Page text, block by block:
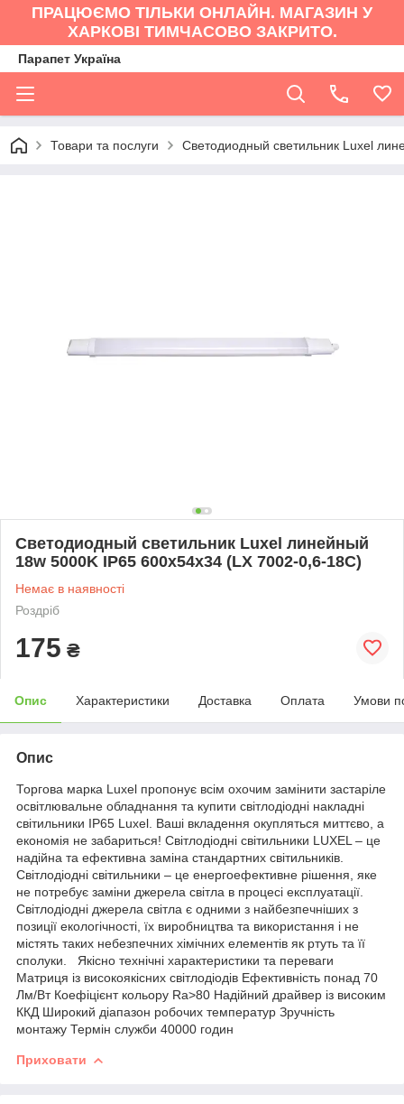
ПРАЦЮЄМО ТІЛЬКИ ОНЛАЙН. МАГАЗИН У
ХАРКОВІ ТИМЧАСОВО ЗАКРИТО.
Парапет Україна
Товари та послуги Светодиодный светильник Luxel
Светодиодный светильник Luxel линейный
18w 5000K IP65 600х54х34 (LX 7002-0,6-18C)
Немає в наявності
Роздріб
175 ₴
Опис Характеристики Доставка Оплата Умови
Опис
Торгова марка Luxel пропонує всім охочим замінити застаріле
освітлювальне обладнання та купити світлодіодні накладні
світильники IP65 Luxel. Ваші вкладення окупляться миттєво, а
економія не забариться! Світлодіодні світильники LUXEL – це
надійна та ефективна заміна стандартних світильників.
Світлодіодні світильники – це енергоефективне рішення, яке
не потребує заміни джерела світла в процесі експлуатації.
Світлодіодні джерела світла є одними з найбезпечніших з
позиції екологічності, їх виробництва та використання і не
містять таких небезпечних хімічних елементів як ртуть та її
сполуки. Якісно технічні характеристики та переваги
Матриця із високоякісних світлодіодів Ефективність понад 70
Лм/Вт Коефіцієнт кольору Ra>80 Надійний драйвер із високим
ККД Широкий діапазон робочих температур Зручність
монтажу Термін служби 40000 годин
Приховати